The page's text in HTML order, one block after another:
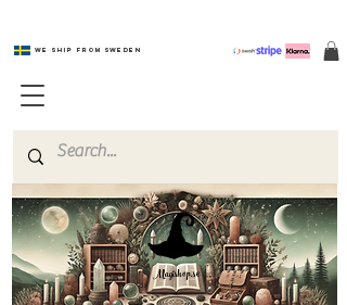
We ship from Sweden
Magishop.se